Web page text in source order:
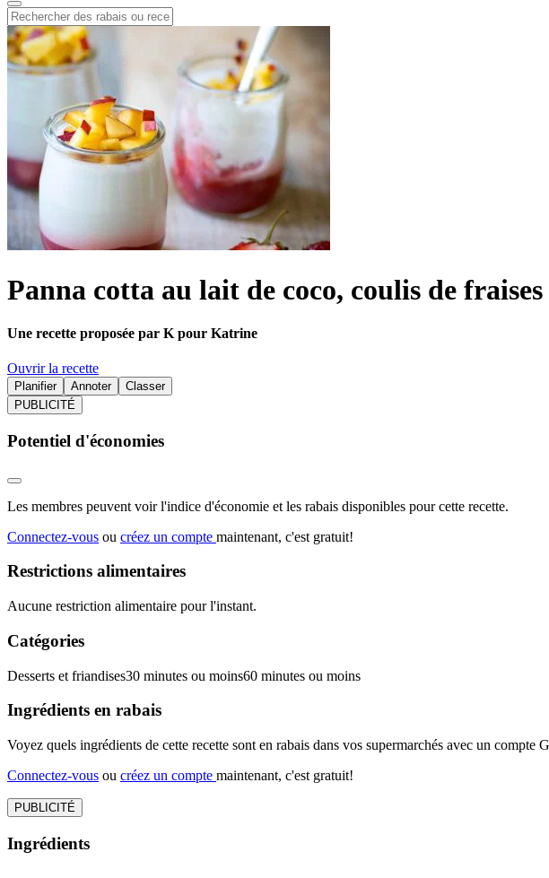
Panna cotta au lait de coco, coulis de
Une recette proposée par K pour Katrine
Ouvrir la recette
Planifier Annoter
Classer
PUBLICITÉ
Potentiel d'économies
Les membres peuvent voir l'indice d'économie et les rabais disponibles pour cette recette.
Connectez-vous ou créez un compte maintenant, c'est gratuit!
Restrictions alimentaires
Aucune restriction alimentaire pour l'instant.
Catégories
Desserts et friandises30 minutes ou moins60 minutes ou moins
Ingrédients en rabais
Voyez quels ingrédients de cette recette sont en rabais dans vos supermarchés avec un compte
Connectez-vous ou créez un compte maintenant, c'est gratuit!
PUBLICITÉ
Ingrédients